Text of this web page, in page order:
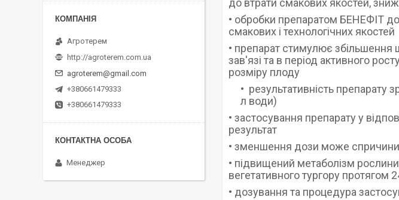
до втрати смакових якостей,
• обробки препаратом БЕНЕФІТ
смакових і технологічних якостей
• препарат стимулює збільшення
зав'язі та в період активного
розміру плоду
результативність
л води)
• застосування препарату у
результат
• зменшення дози може
• підвищений метаболізм
вегетативного тургору протягом
• дозування та процедура
Агротерем
http://agroterem.com.ua
agroterem@gmail.com
+380661479333
+380661479333
Менеджер